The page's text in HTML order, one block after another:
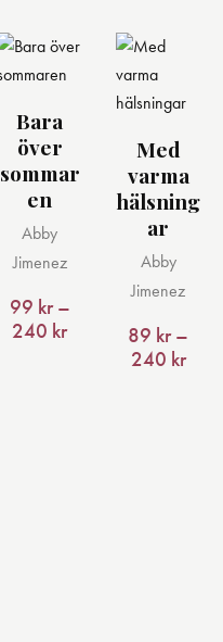
Bara
över
sommar
en
Abby
Jimenez
99 kr –
240 krPrisintervall:
Den
här
produkten
flera
varianter.
olika
Med
varma
hälsning
ar
Abby
Jimenez
89 kr–
240 kr
Den
här
produkten
flera
varianter.
olika